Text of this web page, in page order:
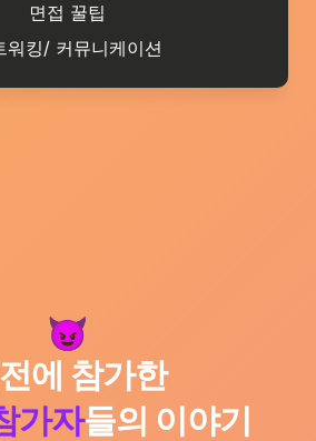
면접 꿀팁
워킹/ 커뮤니케이션
에 참가한
가자들의 이야기